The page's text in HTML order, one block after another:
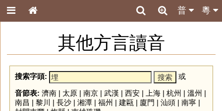
粵
普
其他方言讀音
搜索字頭:
或
音節表: 濟南| 太原| 南京| 武漢 | 西安| 上海| 杭州 | 溫州 |
南昌 | 黎川 | 長沙| 湘潭| 福州 | 建甌 | 廈門 | 汕頭| 南寧|